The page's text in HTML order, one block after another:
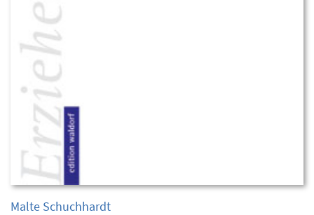
Malte Schuchhardt